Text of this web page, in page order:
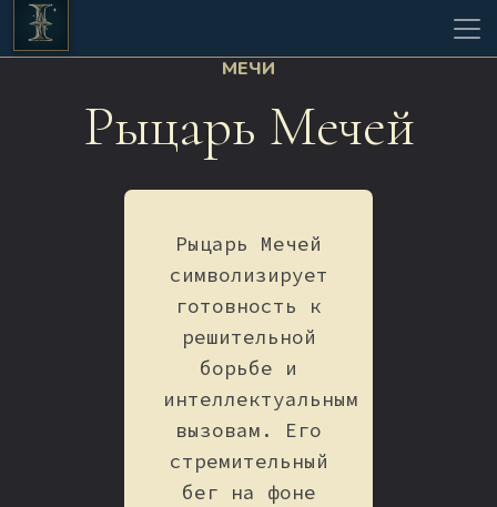
МЕЧИ
Рыцарь Мечей
Рыцарь Мечей
символизирует
готовность к
решительной
борьбе и
интеллектуальным
вызовам. Его
стремительный
бег на фоне